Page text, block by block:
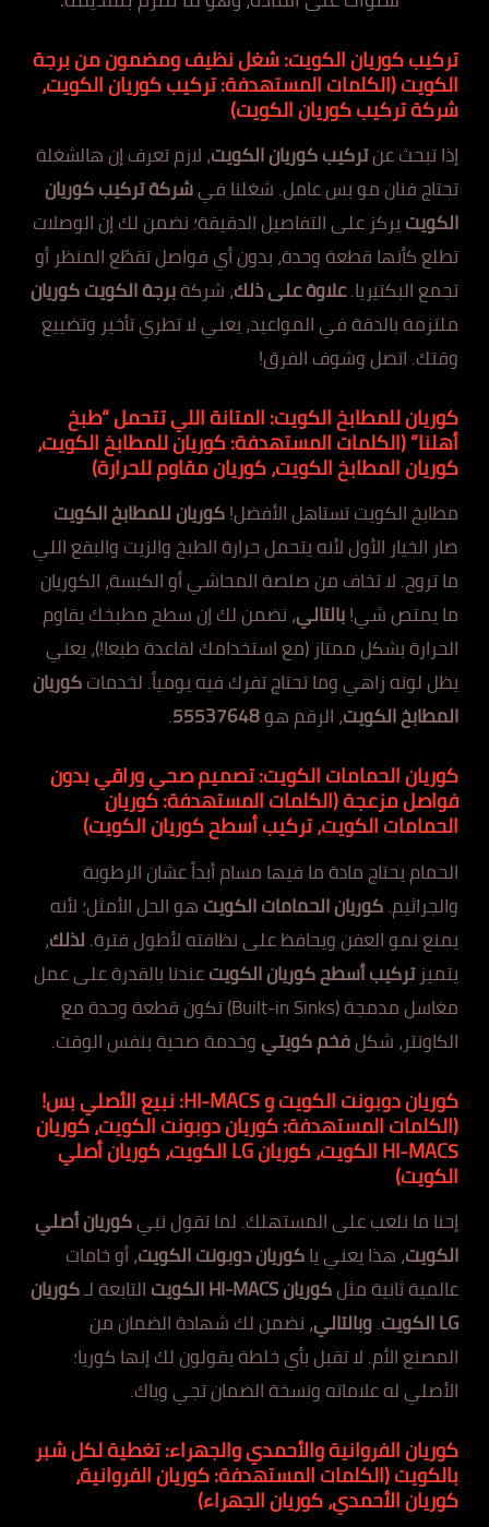
تركيب كوريان الكويت: شغل نظيف ومضمون من برجة
الكويت(الكلمات المستهدفة: تركيب كوريان الكويت،
شركة تركيب كوريان الكويت)
إذا تبحث عنتركيب كوريان الكويت، لازم تعرف إن هالشغلة
تحتاج فنان مو بس عامل. شغلنا فيشركة تركيب كوريان
الكويتيركز على التفاصيل الدقيقة؛ نضمن لك إن الوصلات
تطلع كأنها قطعة وحدة، بدون أي فواصل تقطّع المنظر أو
تجمع البكتيريا.علاوة على ذلك، شركةبرجة الكويت كوريان
ملتزمة بالدقة في المواعيد، يعني لا تطري تأخير وتضييع
وقتك. اتصل وشوف الفرق!
كوريان للمطابخ الكويت: المتانة اللي تتحمل “طبخ
أهلنا”(الكلمات المستهدفة: كوريان للمطابخ الكويت،
كوريان المطابخ الكويت، كوريان مقاوم للحرارة)
مطابخ الكويت تستاهل الأفضل!كوريان للمطابخ الكويت
صار الخيار الأول لأنه يتحمل حرارة الطبخ والزيت والبقع اللي
ما تروح. لا تخاف من صلصة المحاشي أو الكبسة، الكوريان
ما يمتص شي!بالتالي، نضمن لك إن سطح مطبخك يقاوم
الحرارة بشكل ممتاز (مع استخدامك لقاعدة طبعا!)، يعني
يظل لونه زاهي وما تحتاج تفرك فيه يومياً. لخدماتكوريان
المطابخ الكويت، الرقم هو55537648
.
كوريان الحمامات الكويت: تصميم صحي وراقي بدون
فواصل مزعجة(الكلمات المستهدفة: كوريان
الحمامات الكويت، تركيب أسطح كوريان الكويت)
الحمام يحتاج مادة ما فيها مسام أبداً عشان الرطوبة
والجراثيم.كوريان الحمامات الكويتهو الحل الأمثل؛ لأنه
يمنع نمو العفن ويحافظ على نظافته لأطول فترة.لذلك،
يتميزتركيب أسطح كوريان الكويتعندنا بالقدرة على عمل
مغاسل مدمجة (Built-in Sinks) تكون قطعة وحدة مع
الكاونتر، شكلفخم كويتيوخدمة صحية بنفس الوقت.
كوريان دوبونت الكويت و HI-MACS: نبيع الأصلي بس!
(الكلمات المستهدفة: كوريان دوبونت الكويت، كوريان
HI-MACS الكويت، كوريان LG الكويت، كوريان أصلي
الكويت)
إحنا ما نلعب على المستهلك. لما تقول نبيكوريان أصلي
الكويت، هذا يعني ياكوريان دوبونت الكويت، أو خامات
عالمية ثانية مثلكوريان HI-MACS الكويت التابعة لـكوريان
LG الكويت
.وبالتالي، نضمن لك شهادة الضمان من
المصنع الأم. لا تقبل بأي خلطة يقولون لك إنها كوريا؛
الأصلي له علاماته ونسخة الضمان تجي وياك.
كوريان الفروانية والأحمدي والجهراء: تغطية لكل شبر
بالكويت(الكلمات المستهدفة: كوريان الفروانية،
كوريان الأحمدي، كوريان الجهراء)